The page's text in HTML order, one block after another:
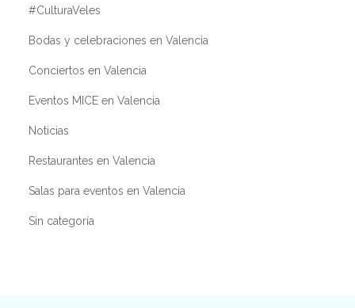
#CulturaVeles
Bodas y celebraciones en Valencia
Conciertos en Valencia
Eventos MICE en Valencia
Noticias
Restaurantes en Valencia
Salas para eventos en Valencia
Sin categoría